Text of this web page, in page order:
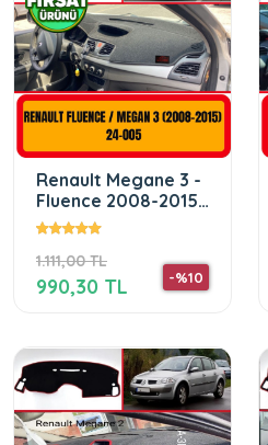
Renault Megane 3 -
Fluence 2008-2015
Ön Gögüs Panel
Koruyucu
1.111,00 TL
-%10
990,30 TL